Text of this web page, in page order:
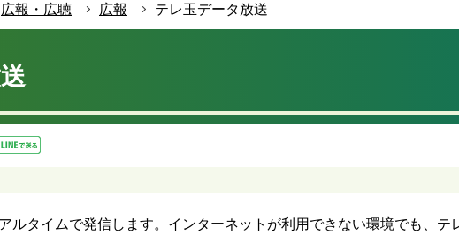
広報・広聴 広報 テレ玉データ放送
ルタイムで発信します。インターネットが利用できない環境でも、テ